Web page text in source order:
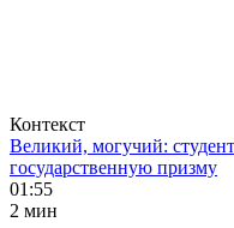
Контекст
Великий, могучий:
государственную призму
01:55
2 мин